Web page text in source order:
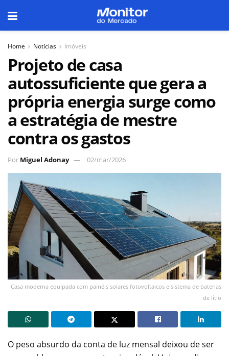
Home Notícias Imóveis
Projeto de casa
autossuficiente que gera a
própria energia surge como
a estratégia de mestre
contra os gastos
Por Miguel Adonay 02/mar/2026
Casa moderna equipada com painéis solares fotovoltaicos e sistema de baterias
de lítio
O peso absurdo da conta de luz mensal deixou de ser